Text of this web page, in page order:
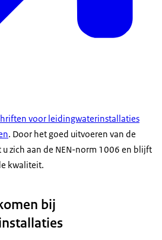
voor leidingwaterinstallaties
. Door het goed uitvoeren van de
zich aan de NEN-norm 1006 en blijft
kwaliteit.
bij